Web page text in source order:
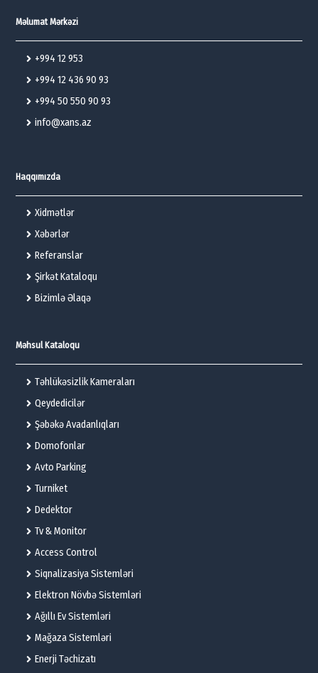
Məlumat Mərkəzi
+994 12 953
+994 12 436 90 93
+994 50 550 90 93
info@xans.az
Haqqımızda
Xidmətlər
Xəbərlər
Referanslar
Şirkət Kataloqu
Bizimlə Əlaqə
Məhsul Kataloqu
Təhlükəsizlik Kameraları
Qeydedicilər
Şəbəkə Avadanlıqları
Domofonlar
Avto Parking
Turniket
Dedektor
Tv & Monitor
Access Control
Siqnalizasiya Sistemləri
Elektron Növbə Sistemləri
Ağıllı Ev Sistemləri
Mağaza Sistemləri
Enerji Təchizatı